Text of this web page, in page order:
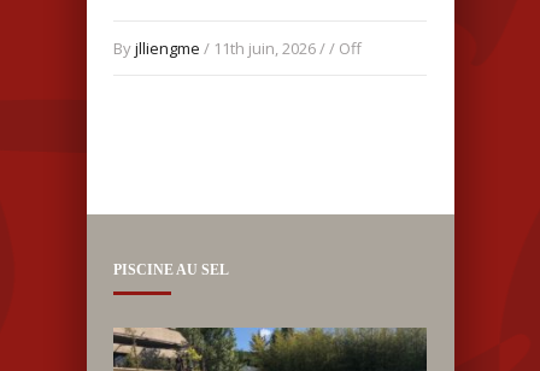
Byjlliengme / 11th juin, 2026 / / Off
PISCINE AU SEL